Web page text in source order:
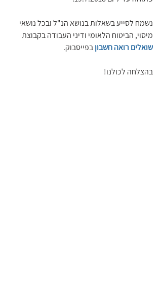
נשמח לסייע בשאלות בנושא הנ"ל ובכל נושאי
מיסוי, הביטוח הלאומי ודיני העבודה בקבוצת
שואלים רואה חשבון בפייסבוק.
בהצלחה לכולנו!